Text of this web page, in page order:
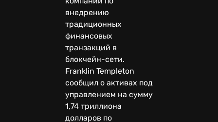
внедрению
традиционных
финансовых
транзакций в
блокчейн-сети.
Franklin Templeton
сообщил о активах под
управлением на сумму
1,74 триллиона
долларов по